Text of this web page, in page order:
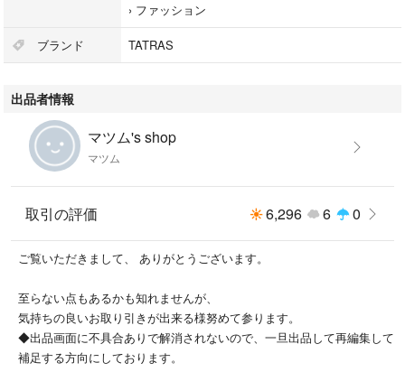
縦37×横42（最大）×マチ13cm
素材：ポリエステル、ポリウレタン、PVC、POM、合金
重さ：164g
収納サイズ：B4タテ
耐荷重目安：～5kg
にも、うっすらですがスポンジが入るようになりました。
ドッシリな重みを感じるキルティングで、バッグ用途に合ったタフさと思
擦れて色が変わるなどもなくて使いやすいカラー。
ファスナーで閉められる仕様ですが、底までが深いので、手を深く突っ込
まないとダメなので、誰かに財布を盗まれるなどの心配は薄いです。
› ファッション
ブランド TATRAS
出品者情報
マツム's shop
マツム
取引の評価 6,296 6 0
ご覧いただきまして、 ありがとうございます。
至らない点もあるかも知れませんが、
気持ちの良いお取り引きが出来る様努めて参ります。
◆出品画面に不具合ありで解消されないので、一旦出品して再編集して
補足する方向にしております。